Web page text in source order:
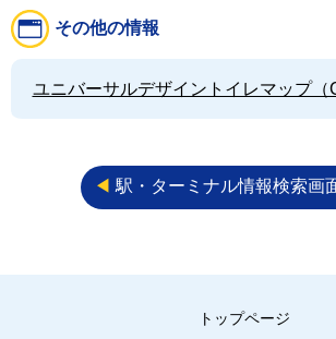
その他の情報
ユニバーサルデザイントイレマップ（
◀︎ 駅・ターミナル情報検索画
トップページ